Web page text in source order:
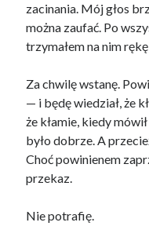
zacinania. Mój głos
można zaufać. Po
trzymałem na nim
Za chwilę wstanę.
— i będę wiedział, że
że kłamie, kiedy
było dobrze. A
Choć powinienem
przekaz.
Nie potrafię.